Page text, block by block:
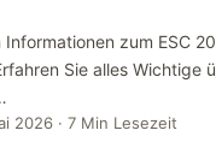
Informationen zum ESC
Sie alles Wichtige
2026 · 7 Min Lesezeit